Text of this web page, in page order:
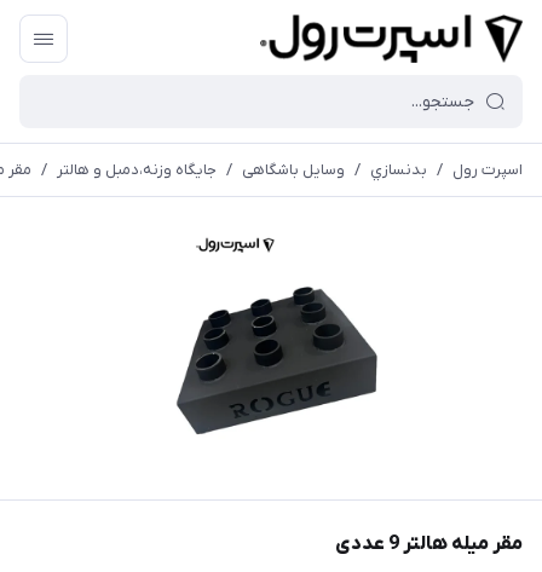
اسپرت رول / بدنسازي / وسایل باشگاهی / جايگاه وزنه،دمبل و هالتر / مقر
مقر میله هالتر 9 عددی